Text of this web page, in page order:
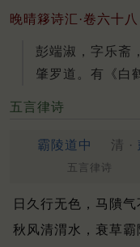
晚晴簃诗汇·卷六十八
彭端淑，字乐斋
肇罗道。有《白
五言律诗
霸陵道中 清 ·
五言律诗
日久行无色，马隤气
秋风清渭水，衰草霸